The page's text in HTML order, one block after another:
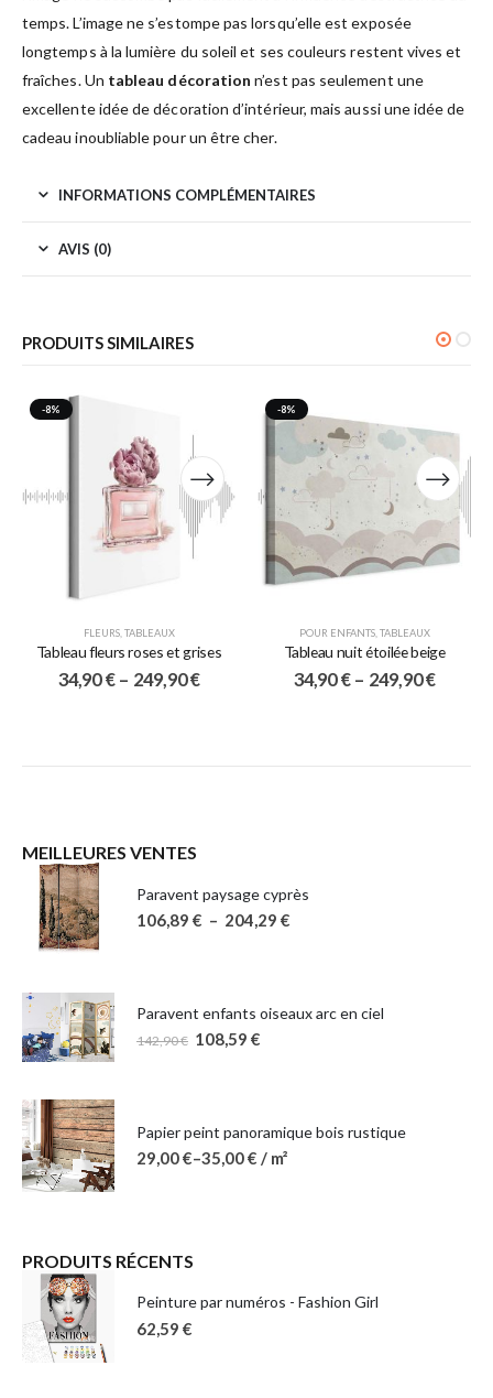
temps. L’image ne s’estompe pas lorsqu’elle est exposée
longtemps à la lumière du soleil et ses couleurs restent vives et
fraîches. Un tableau décoration n’est pas seulement une
excellente idée de décoration d’intérieur, mais aussi une idée de
cadeau inoubliable pour un être cher.
INFORMATIONS COMPLÉMENTAIRES
AVIS (0)
PRODUITS SIMILAIRES
-8%
FLEURS, TABLEAUX
Tableau fleurs roses et grises
34,90€ – 249,90€
-8%
POUR ENFANTS, TABLEAUX
Tableau nuit étoilée beige
34,90€ – 249,90€
MEILLEURES VENTES
Paravent paysage cyprès
106,89 € – 204,29 €
Paravent enfants oiseaux arc en ciel
142,90€ 108,59 €
Papier peint panoramique bois rustique
29,00€–35,00€ / m²
PRODUITS RÉCENTS
Peinture par numéros - Fashion Girl
62,59 €